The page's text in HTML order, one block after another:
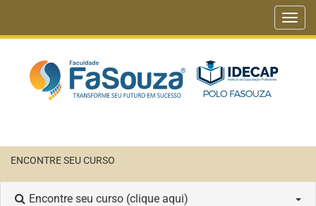
ENCONTRE SEU CURSO
Encontre seu curso (clique aqui)